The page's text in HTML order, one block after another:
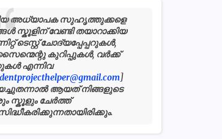
അധ്യാപക സുഹൃത്തുക്കളെ
സ്കൂളിന് വേണ്ടി തയാറാക്കിയ
ടെസ്റ്റ് ചോദ്യപ്പേപ്പറുകൾ,
കുറിപ്പുകൾ, വർക്ക്
എന്നിവ
]
ആയത് നിങ്ങളുടെ
സ്കൂളും ചേർത്ത്